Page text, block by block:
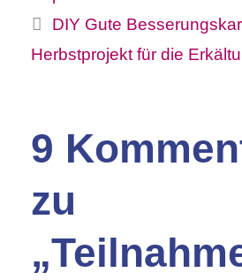
DIY Gute
Herbstprojekt für die
9
zu